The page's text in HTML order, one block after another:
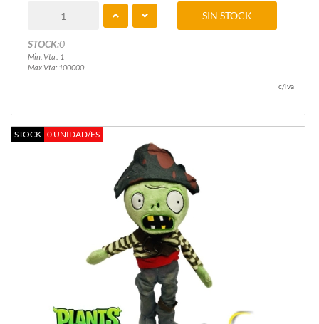
STOCK:0
Min. Vta.: 1
Max Vta: 100000
SIN STOCK
c/iva
STOCK 0 UNIDAD/ES